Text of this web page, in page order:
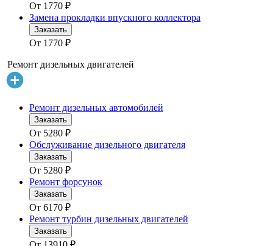
От 1770 ₽
Замена прокладки впускного коллектора
Заказать
От 1770 ₽
Ремонт дизельных двигателей
Ремонт дизельных автомобилей
Заказать
От 5280 ₽
Обслуживание дизельного двигателя
Заказать
От 5280 ₽
Ремонт форсунок
Заказать
От 6170 ₽
Ремонт турбин дизельных двигателей
Заказать